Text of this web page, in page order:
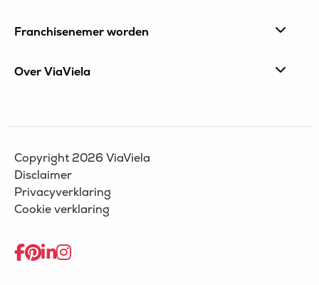
Franchisenemer worden
Over ViaViela
Copyright 2026 ViaViela
Disclaimer
Privacyverklaring
Cookie verklaring
GaGaGaGa